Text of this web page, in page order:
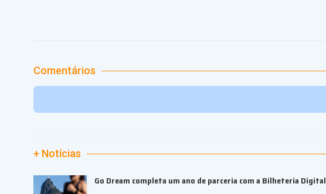
Comentários
+ Notícias
Go Dream completa um ano de parceria com a Bilheteria Digital